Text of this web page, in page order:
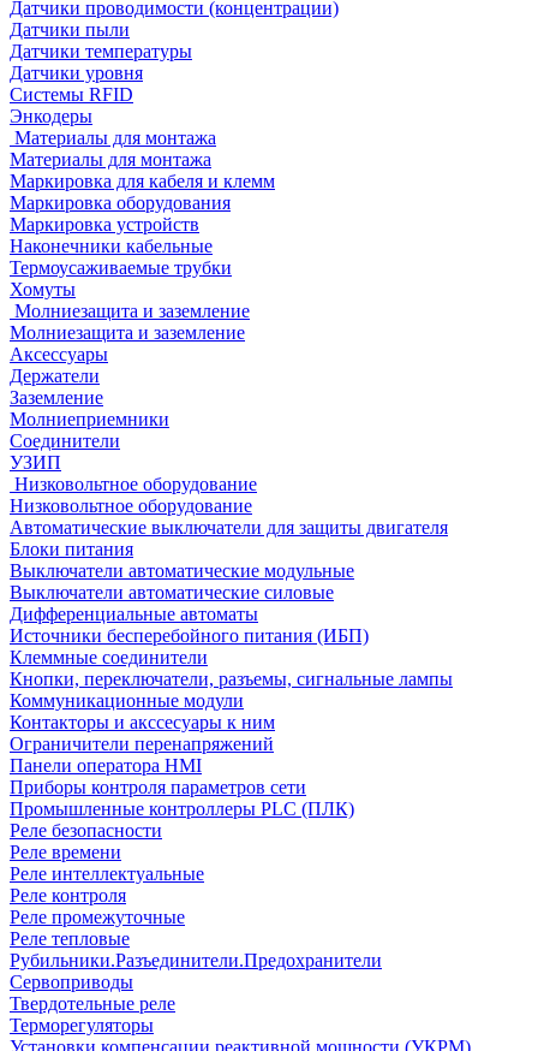
Датчики проводимости (концентрации)
Датчики пыли
Датчики температуры
Датчики уровня
Системы RFID
Энкодеры
Материалы для монтажа
Материалы для монтажа
Маркировка для кабеля и клемм
Маркировка оборудования
Маркировка устройств
Наконечники кабельные
Термоусаживаемые трубки
Хомуты
Молниезащита и заземление
Молниезащита и заземление
Аксессуары
Держатели
Заземление
Молниеприемники
Соединители
УЗИП
Низковольтное оборудование
Низковольтное оборудование
Автоматические выключатели для защиты двигателя
Блоки питания
Выключатели автоматические модульные
Выключатели автоматические силовые
Дифференциальные автоматы
Источники бесперебойного питания (ИБП)
Клеммные соединители
Кнопки, переключатели, разъемы, сигнальные лампы
Коммуникационные модули
Контакторы и акссесуары к ним
Ограничители перенапряжений
Панели оператора HMI
Приборы контроля параметров сети
Промышленные контроллеры PLC (ПЛК)
Реле безопасности
Реле времени
Реле интеллектуальные
Реле контроля
Реле промежуточные
Реле тепловые
Рубильники.Разъединители.Предохранители
Сервоприводы
Твердотельные реле
Терморегуляторы
Установки компенсации реактивной мощности (УКРМ)